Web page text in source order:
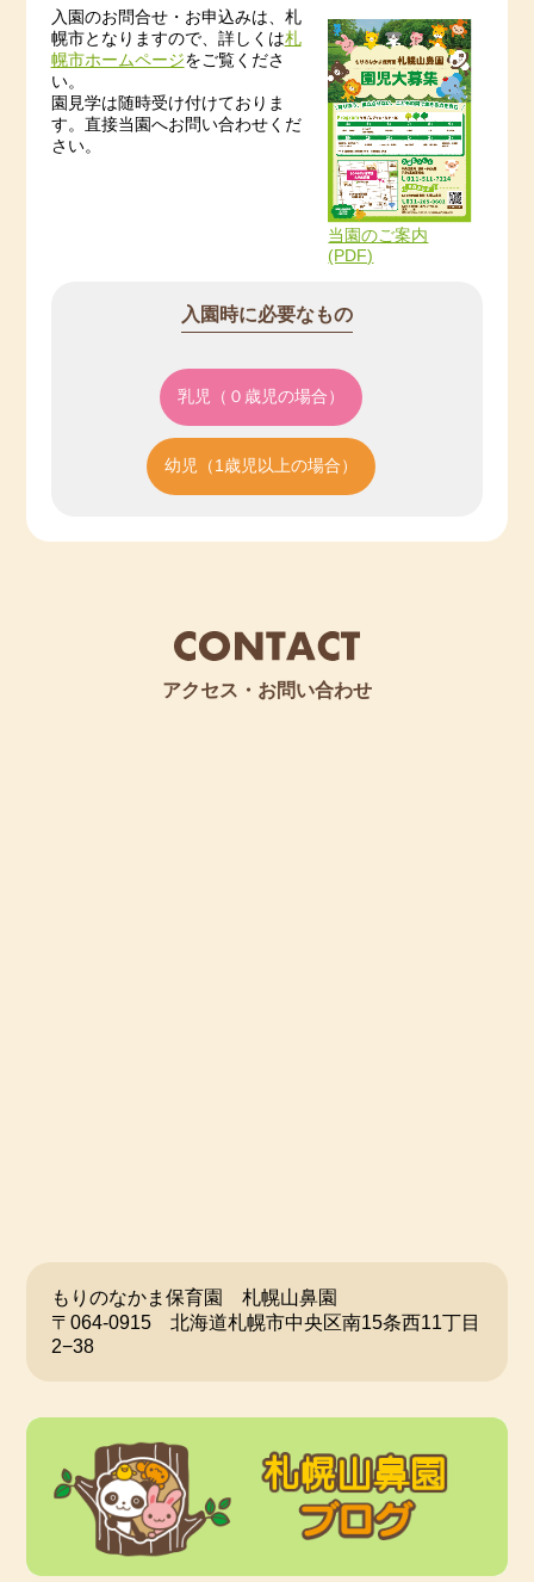
当園のご案内
(PDF)
入園のお問合せ・お申込みは、札
幌市となりますので、詳しくは札
幌市ホームページをご覧くださ
い。
園見学は随時受け付けておりま
す。直接当園へお問い合わせくだ
さい。
入園時に必要なもの
乳児（０歳児の場合）
幼児（1歳児以上の場合）
アクセス・お問い合わせ
もりのなかま保育園 札幌山鼻園
〒064-0915 北海道札幌市中央区南15条西11丁目
2−38